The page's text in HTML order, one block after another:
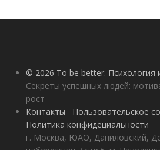
© 2026 To be better. Психология
Секреты успешных людей:
рост
Контакты
Пользовательское
Политика конфидециальности
г. Москва, ЮАО, Даниловский,